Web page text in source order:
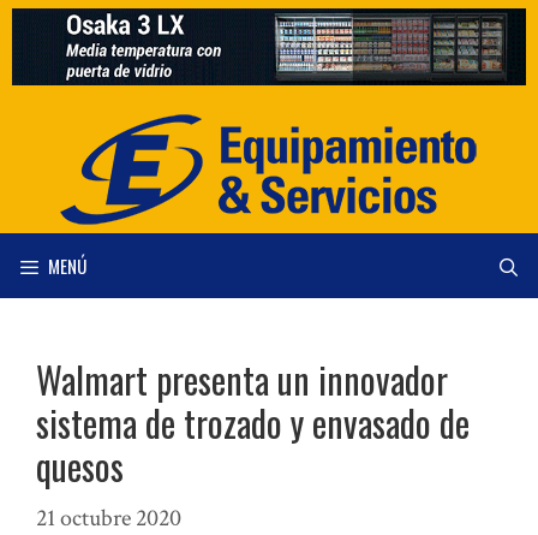
Saltar
contenido
MENÚ
Walmart presenta un innovador
sistema de trozado y envasado de
quesos
21 octubre 2020